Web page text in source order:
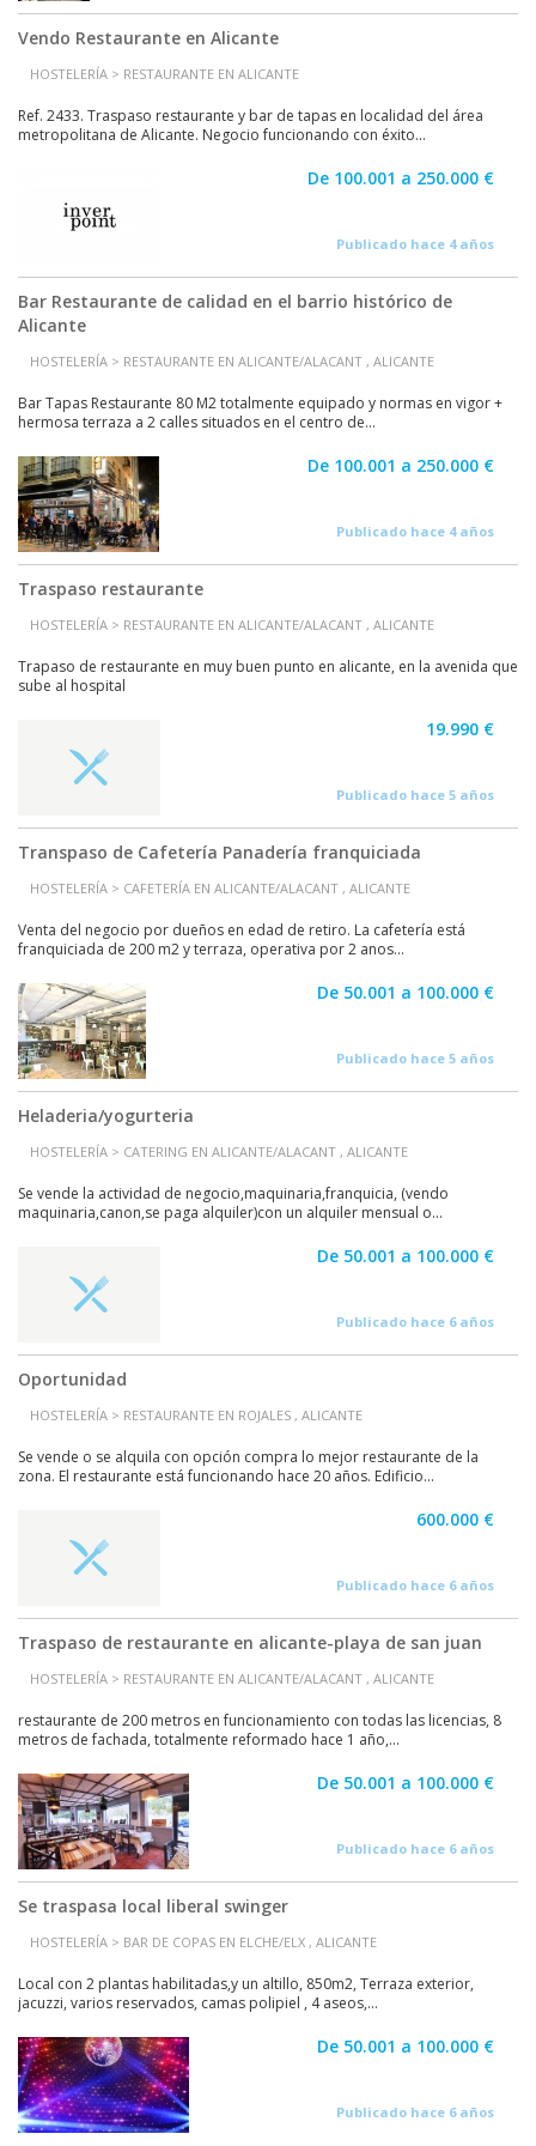
Vendo Restaurante en Alicante
HOSTELERÍA > RESTAURANTE EN ALICANTE
Ref. 2433. Traspaso restaurante y bar de tapas en localidad del área
metropolitana de Alicante. Negocio funcionando con éxito...
De 100.001 a 250.000 €
Publicado hace 4 años
Bar Restaurante de calidad en el barrio histórico de
Alicante
HOSTELERÍA > RESTAURANTE EN ALICANTE/ALACANT , ALICANTE
Bar Tapas Restaurante 80 M2 totalmente equipado y normas en vigor +
hermosa terraza a 2 calles situados en el centro de...
De 100.001 a 250.000 €
Publicado hace 4 años
Traspaso restaurante
HOSTELERÍA > RESTAURANTE EN ALICANTE/ALACANT , ALICANTE
Trapaso de restaurante en muy buen punto en alicante, en la avenida que
sube al hospital
19.990 €
Publicado hace 5 años
Transpaso de Cafetería Panadería franquiciada
HOSTELERÍA > CAFETERÍA EN ALICANTE/ALACANT , ALICANTE
Venta del negocio por dueños en edad de retiro. La cafetería está
franquiciada de 200 m2 y terraza, operativa por 2 anos...
De 50.001 a 100.000 €
Publicado hace 5 años
Heladeria/yogurteria
HOSTELERÍA > CATERING EN ALICANTE/ALACANT , ALICANTE
Se vende la actividad de negocio,maquinaria,franquicia, (vendo
maquinaria,canon,se paga alquiler)con un alquiler mensual o...
De 50.001 a 100.000 €
Publicado hace 6 años
Oportunidad
HOSTELERÍA > RESTAURANTE EN ROJALES , ALICANTE
Se vende o se alquila con opción compra lo mejor restaurante de la
zona. El restaurante está funcionando hace 20 años. Edificio...
600.000 €
Publicado hace 6 años
Traspaso de restaurante en alicante-playa de san juan
HOSTELERÍA > RESTAURANTE EN ALICANTE/ALACANT , ALICANTE
restaurante de 200 metros en funcionamiento con todas las licencias, 8
metros de fachada, totalmente reformado hace 1 año,...
De 50.001 a 100.000 €
Publicado hace 6 años
Se traspasa local liberal swinger
HOSTELERÍA > BAR DE COPAS EN ELCHE/ELX , ALICANTE
Local con 2 plantas habilitadas,y un altillo, 850m2, Terraza exterior,
jacuzzi, varios reservados, camas polipiel , 4 aseos,...
De 50.001 a 100.000 €
Publicado hace 6 años